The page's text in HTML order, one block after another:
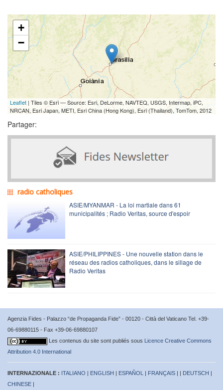
+
−
Leaflet | Tiles © Esri — Source: Esri, DeLorme, NAVTEQ, USGS, Intermap, iPC,
NRCAN, Esri Japan, METI, Esri China (Hong Kong), Esri (Thailand), TomTom, 2012
Partager:
radio catholiques
ASIE/MYANMAR - La loi martiale dans 61
municipalités ; Radio Veritas, source d'espoir
ASIE/PHILIPPINES - Une nouvelle station dans le
réseau des radios catholiques, dans le sillage de
Radio Veritas
Agenzia Fides - Palazzo “de Propaganda Fide” - 00120 - Città del Vaticano Tel. +39-
06-69880115 - Fax +39-06-69880107
Les contenus du site sont publiés sous Licence Creative Commons
Attribution 4.0 International
INTERNAZIONALE : ITALIANO | ENGLISH | ESPAÑOL | FRANÇAIS | | DEUTSCH |
CHINESE |